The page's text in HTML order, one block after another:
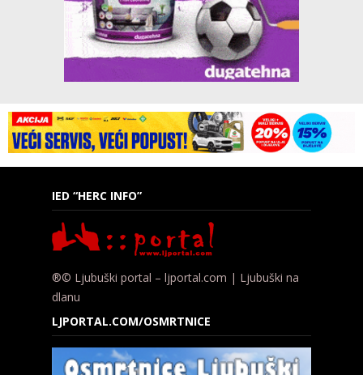
IED “HERC INFO”
®© Ljubuški portal – ljportal.com | Ljubuški na
dlanu
LJPORTAL.COM/OSMRTNICE